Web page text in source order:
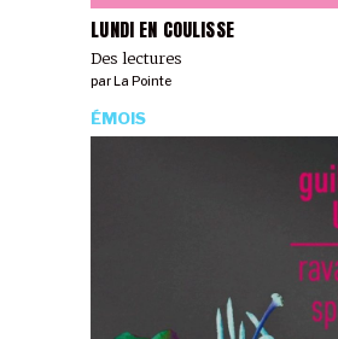
LUNDI EN COULISSE
Des lectures
par La Pointe
ÉMOIS